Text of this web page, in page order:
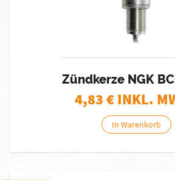
Zündkerze NGK
4,83€ INKL.
In Warenkorb